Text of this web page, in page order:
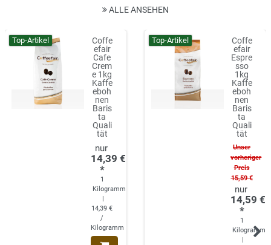
ALLE ANSEHEN
Top-Artikel
Coffe
efair
Cafe
Crem
e 1kg
Kaffe
eboh
nen
Baris
ta
Quali
tät
14,39 €
*
1
Kilogramm
14,39 €
/
Kilogramm
Top-Artikel
Coffe
efair
Espre
sso
1kg
Kaffe
eboh
nen
Baris
ta
Quali
tät
Unser
vorheriger
Preis
15,59 €
14,59 €
*
1
Kilogramm